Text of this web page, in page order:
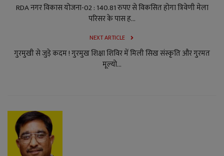
RDA नगर विकास योजना-02 : 140.81 रुपए से विकसित होगा त्रिवेणी मेला
परिसर के पास ह...
NEXT ARTICLE
गुरमुखी से जुड़े कदम ! गुरमुख शिक्षा शिविर में मिली सिख संस्कृति और गुरमत
मूल्यो...